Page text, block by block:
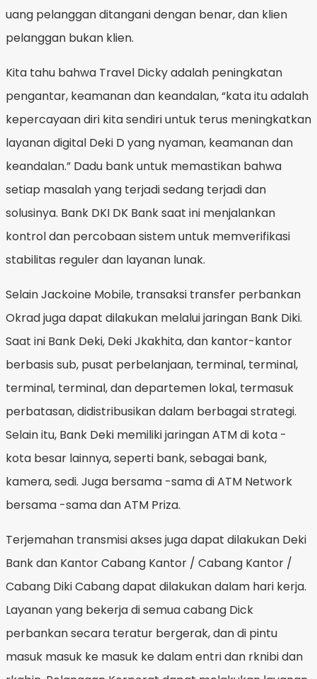
uang pelanggan ditangani dengan benar, dan klien
pelanggan bukan klien.
Kita tahu bahwa Travel Dicky adalah peningkatan
pengantar, keamanan dan keandalan, “kata itu adalah
kepercayaan diri kita sendiri untuk terus meningkatkan
layanan digital Deki D yang nyaman, keamanan dan
keandalan.” Dadu bank untuk memastikan bahwa
setiap masalah yang terjadi sedang terjadi dan
solusinya. Bank DKI DK Bank saat ini menjalankan
kontrol dan percobaan sistem untuk memverifikasi
stabilitas reguler dan layanan lunak.
Selain Jackoine Mobile, transaksi transfer perbankan
Okrad juga dapat dilakukan melalui jaringan Bank Diki.
Saat ini Bank Deki, Deki Jkakhita, dan kantor-kantor
berbasis sub, pusat perbelanjaan, terminal, terminal,
terminal, terminal, dan departemen lokal, termasuk
perbatasan, didistribusikan dalam berbagai strategi.
Selain itu, Bank Deki memiliki jaringan ATM di kota -
kota besar lainnya, seperti bank, sebagai bank,
kamera, sedi. Juga bersama -sama di ATM Network
bersama -sama dan ATM Priza.
Terjemahan transmisi akses juga dapat dilakukan Deki
Bank dan Kantor Cabang Kantor / Cabang Kantor /
Cabang Diki Cabang dapat dilakukan dalam hari kerja.
Layanan yang bekerja di semua cabang Dick
perbankan secara teratur bergerak, dan di pintu
masuk masuk ke masuk ke dalam entri dan rknibi dan